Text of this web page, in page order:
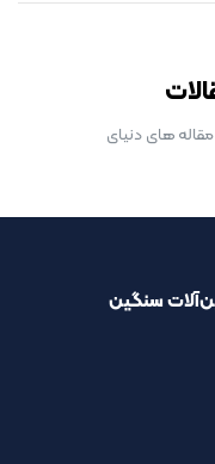
های دنیای
سنگین